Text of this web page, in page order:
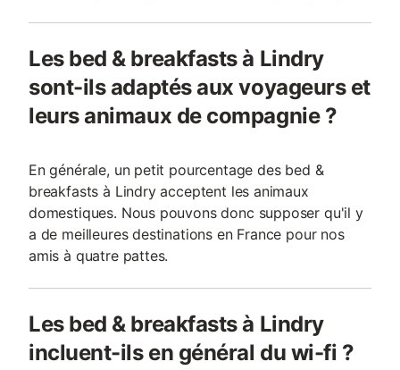
Les bed & breakfasts à Lindry
sont-ils adaptés aux voyageurs et
leurs animaux de compagnie ?
En générale, un petit pourcentage des bed &
breakfasts à Lindry acceptent les animaux
domestiques. Nous pouvons donc supposer qu'il y
a de meilleures destinations en France pour nos
amis à quatre pattes.
Les bed & breakfasts à Lindry
incluent-ils en général du wi-fi ?